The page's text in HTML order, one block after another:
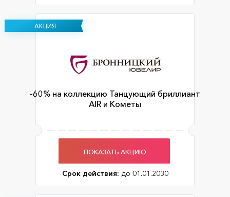
АКЦИЯ
-60% на коллекцию Танцующий бриллиант
AIR и Кометы
ПОКАЗАТЬ АКЦИЮ
Срок действия: до 01.01.2030